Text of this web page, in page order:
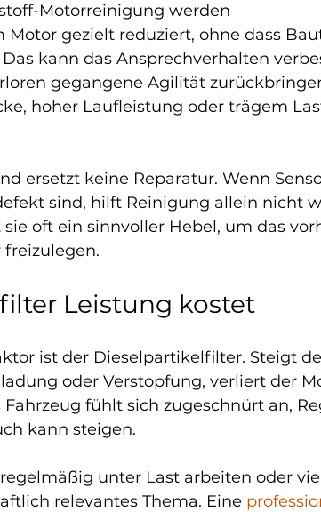
Motorreinigung werden
gezielt reduziert, ohne dass
kann das Ansprechverhalten
gegangene Agilität
hoher Laufleistung oder trägem
ersetzt keine Reparatur. Wenn
sind, hilft Reinigung allein nicht
oft ein sinnvoller Hebel, um das
freizulegen.
Leistung kostet
ist der Dieselpartikelfilter. Steigt
oder Verstopfung, verliert der
fühlt sich zugeschnürt an,
kann steigen.
unter Last arbeiten oder
relevantes Thema. Eine